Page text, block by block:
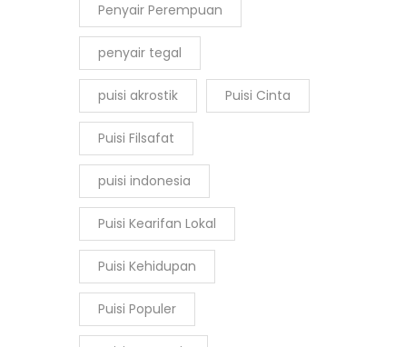
Penyair Perempuan
penyair tegal
puisi akrostik Puisi Cinta
Puisi Filsafat
puisi indonesia
Puisi Kearifan Lokal
Puisi Kehidupan
Puisi Populer